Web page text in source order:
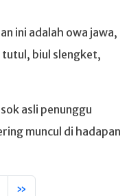
ini adalah owa jawa,
tutul, biul slengket,
asli penunggu
muncul di hadapan
»